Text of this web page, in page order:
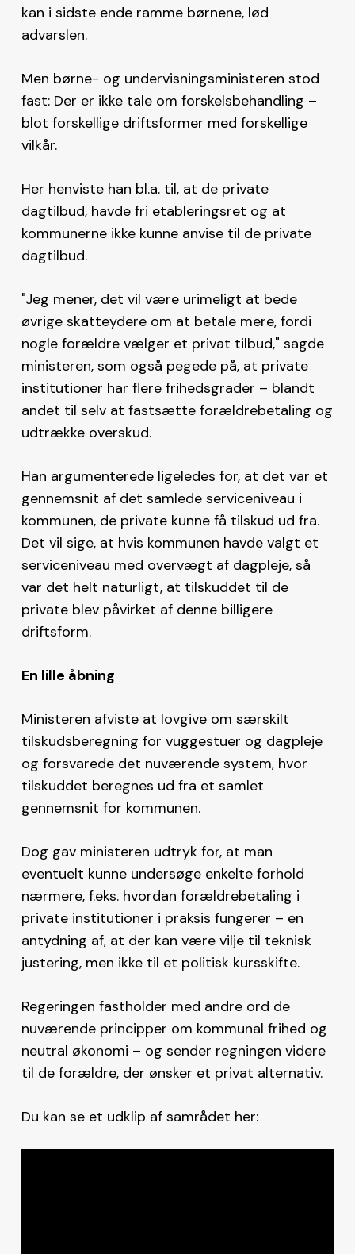
kan i sidste ende ramme børnene, lød
advarslen.
Men børne- og undervisningsministeren stod
fast: Der er ikke tale om forskelsbehandling –
blot forskellige driftsformer med forskellige
vilkår.
Her henviste han bl.a. til, at de private
dagtilbud, havde fri etableringsret og at
kommunerne ikke kunne anvise til de private
dagtilbud.
"Jeg mener, det vil være urimeligt at bede
øvrige skatteydere om at betale mere, fordi
nogle forældre vælger et privat tilbud," sagde
ministeren, som også pegede på, at private
institutioner har flere frihedsgrader – blandt
andet til selv at fastsætte forældrebetaling og
udtrække overskud.
Han argumenterede ligeledes for, at det var et
gennemsnit af det samlede serviceniveau i
kommunen, de private kunne få tilskud ud fra.
Det vil sige, at hvis kommunen havde valgt et
serviceniveau med overvægt af dagpleje, så
var det helt naturligt, at tilskuddet til de
private blev påvirket af denne billigere
driftsform.
En lille åbning
Ministeren afviste at lovgive om særskilt
tilskudsberegning for vuggestuer og dagpleje
og forsvarede det nuværende system, hvor
tilskuddet beregnes ud fra et samlet
gennemsnit for kommunen.
Dog gav ministeren udtryk for, at man
eventuelt kunne undersøge enkelte forhold
nærmere, f.eks. hvordan forældrebetaling i
private institutioner i praksis fungerer – en
antydning af, at der kan være vilje til teknisk
justering, men ikke til et politisk kursskifte.
Regeringen fastholder med andre ord de
nuværende principper om kommunal frihed og
neutral økonomi – og sender regningen videre
til de forældre, der ønsker et privat alternativ.
Du kan se et udklip af samrådet her: